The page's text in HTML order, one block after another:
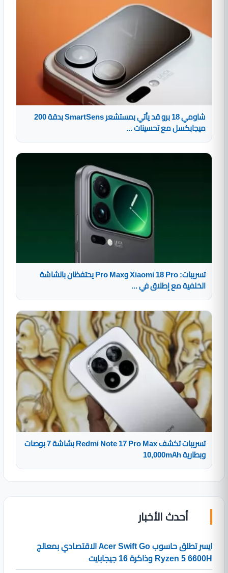
شاومي 18 برو قد يأتي بمستشعر SmartSens بدقة 200
ميجابكسل مع تحسينات ...
تسريبات: Xiaomi 18 Pro وPro Max يحتفظان بالشاشة
الخلفية مع إطلاق في ...
تسريبات تكشف Redmi Note 17 Pro Max بشاشة 7 بوصات
وبطارية 10,000mAh
أحدث الأخبار
ايسر تطلق حاسوب Acer Swift Go الاقتصادي بمعالج
Ryzen 5 6600H وذاكرة 16 جيجابايت